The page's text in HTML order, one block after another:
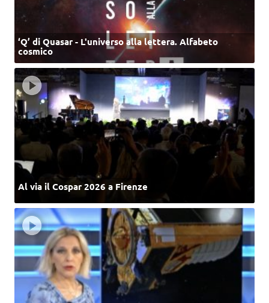
‘Q’ di Quasar - L'universo alla lettera. Alfabeto
cosmico
Al via il Cospar 2026 a Firenze